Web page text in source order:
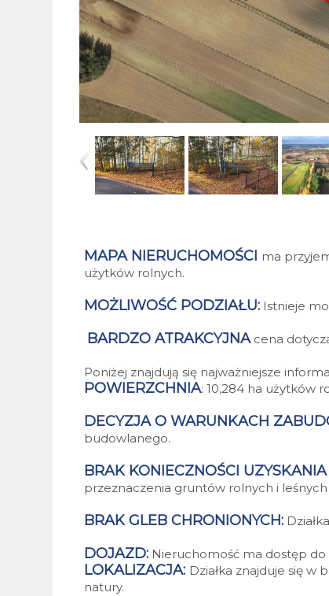
MAPA NIERUCHOMOŚCI ma
użytków rolnych.
MOŻLIWOŚĆ PODZIAŁU: Istnieje
BARDZO ATRAKCYJNAcena
Poniżej znajdują się najważniejsze
POWIERZCHNIA: 10,284 ha użytków
DECYZJA O WARUNKACH
budowlanego.
BRAK KONIECZNOŚCI
przeznaczenia gruntów rolnych i
BRAK GLEB CHRONIONYCH:
DOJAZD: Nieruchomość ma dostęp do
LOKALIZACJA: Działka znajduje się
natury.